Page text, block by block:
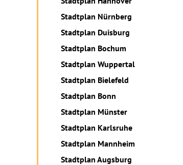
Stadtplan Nürnberg
Stadtplan Duisburg
Stadtplan Bochum
Stadtplan Wuppertal
Stadtplan Bielefeld
Stadtplan Bonn
Stadtplan Münster
Stadtplan Karlsruhe
Stadtplan Mannheim
Stadtplan Augsburg